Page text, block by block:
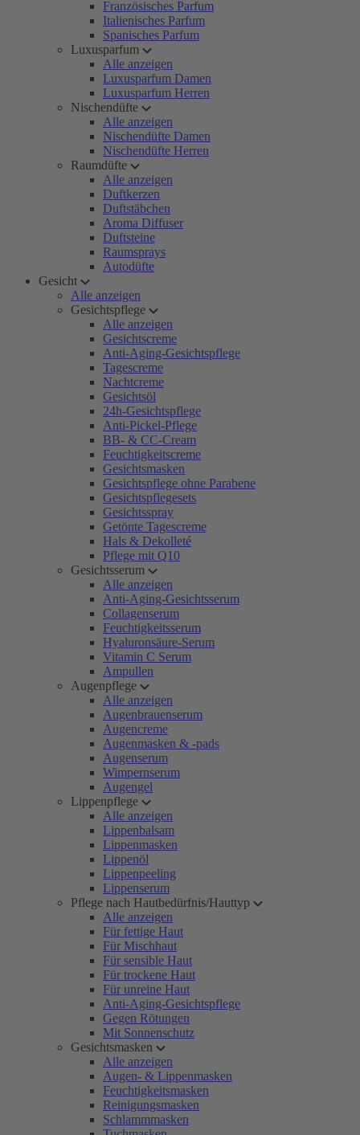
Französisches Parfum
Italienisches Parfum
Spanisches Parfum
Luxusparfum
Alle anzeigen
Luxusparfum Damen
Luxusparfum Herren
Nischendüfte
Alle anzeigen
Nischendüfte Damen
Nischendüfte Herren
Raumdüfte
Alle anzeigen
Duftkerzen
Duftstäbchen
Aroma Diffuser
Duftsteine
Raumsprays
Autodüfte
Gesicht
Alle anzeigen
Gesichtspflege
Alle anzeigen
Gesichtscreme
Anti-Aging-Gesichtspflege
Tagescreme
Nachtcreme
Gesichtsöl
24h-Gesichtspflege
Anti-Pickel-Pflege
BB- & CC-Cream
Feuchtigkeitscreme
Gesichtsmasken
Gesichtspflege ohne Parabene
Gesichtspflegesets
Gesichtsspray
Getönte Tagescreme
Hals & Dekolleté
Pflege mit Q10
Gesichtsserum
Alle anzeigen
Anti-Aging-Gesichtsserum
Collagenserum
Feuchtigkeitsserum
Hyaluronsäure-Serum
Vitamin C Serum
Ampullen
Augenpflege
Alle anzeigen
Augenbrauenserum
Augencreme
Augenmasken & -pads
Augenserum
Wimpernserum
Augengel
Lippenpflege
Alle anzeigen
Lippenbalsam
Lippenmasken
Lippenöl
Lippenpeeling
Lippenserum
Pflege nach Hautbedürfnis/Hauttyp
Alle anzeigen
Für fettige Haut
Für Mischhaut
Für sensible Haut
Für trockene Haut
Für unreine Haut
Anti-Aging-Gesichtspflege
Gegen Rötungen
Mit Sonnenschutz
Gesichtsmasken
Alle anzeigen
Augen- & Lippenmasken
Feuchtigkeitsmasken
Reinigungsmasken
Schlammmasken